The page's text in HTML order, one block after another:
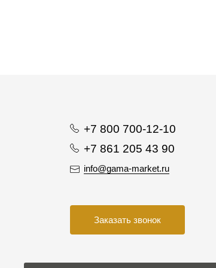
+7 800 700-12-10
+7 861 205 43 90
info@gama-market.ru
Заказать звонок